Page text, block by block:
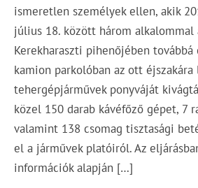
ismeretlen személyek ellen, akik
július 18. között három alkalommal
Kerekharaszti pihenőjében továbbá
kamion parkolóban az ott
tehergépjárművek ponyváját
közel 150 darab kávéfőző gépet, 7
valamint 138 csomag tisztasági
el a járművek platóiról. Az
információk alapján […]